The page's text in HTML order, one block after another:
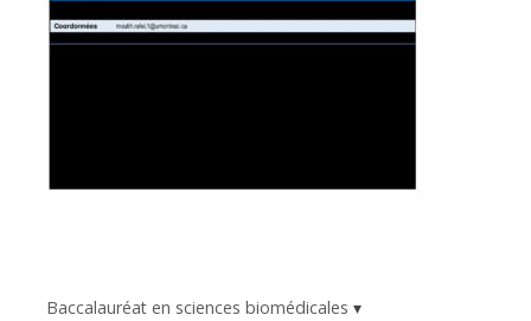
Baccalauréat en sciences biomédicales